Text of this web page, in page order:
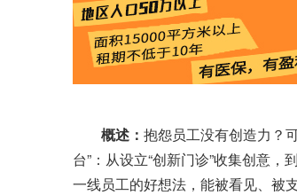
概述： 抱怨员工没有创造力？
台”：从设立“创新门诊”收集创意
一线员工的好想法，能被看见、被